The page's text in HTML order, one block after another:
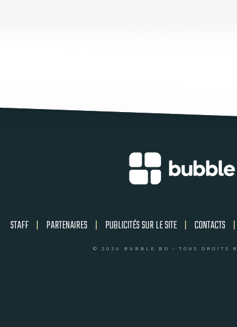
STAFF | PARTENAIRES | PUBLICITÉS SUR LE SITE | CONTACTS |
© 2026 BUBBLE BD - TOUS DROITS